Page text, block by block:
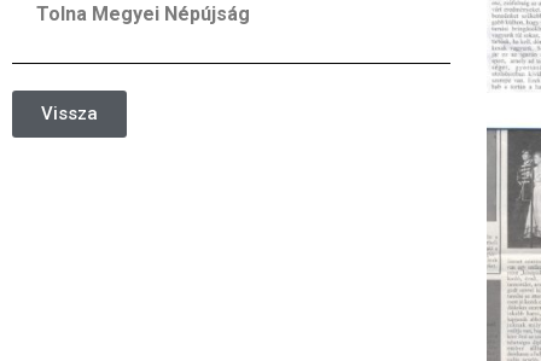
Tolna Megyei Népújság
Vissza